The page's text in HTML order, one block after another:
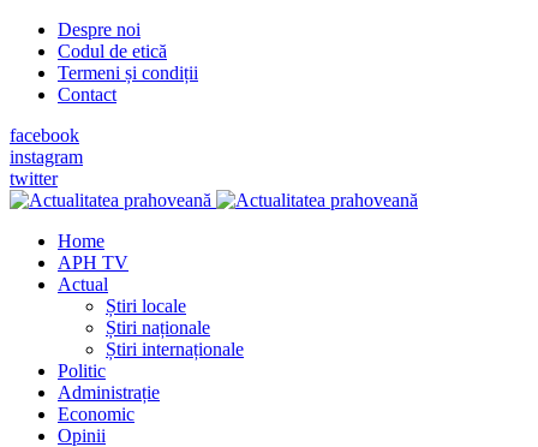
Despre noi
Codul de etică
Termeni și condiții
Contact
facebook
instagram
twitter
Home
APH TV
Actual
Știri locale
Știri naționale
Știri internaționale
Politic
Administrație
Economic
Opinii